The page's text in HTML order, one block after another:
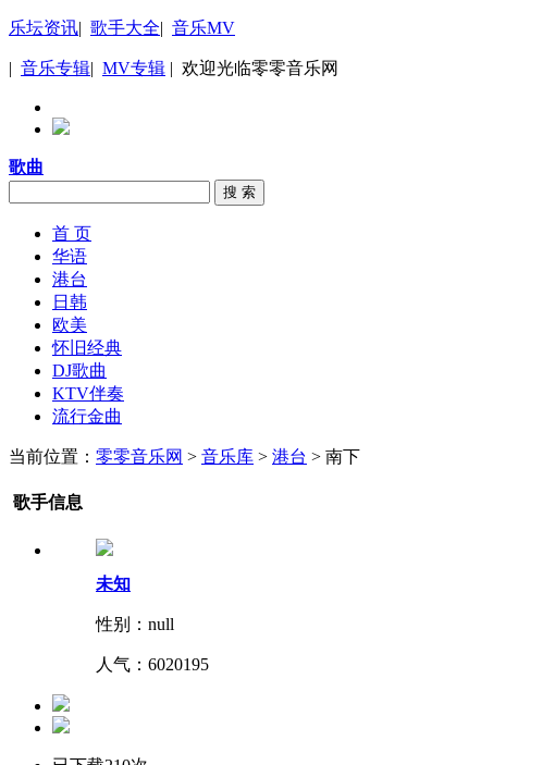
乐坛资讯| 歌手大全| 音乐MV
| 音乐专辑| MV专辑 | 欢迎光临零零音乐网
歌曲
搜 索
首 页
华语
港台
日韩
欧美
怀旧经典
DJ歌曲
KTV伴奏
流行金曲
当前位置： 零零音乐网 > 音乐库 > 港台 > 南下
歌手信息
未知
性别：null
人气： 6020195